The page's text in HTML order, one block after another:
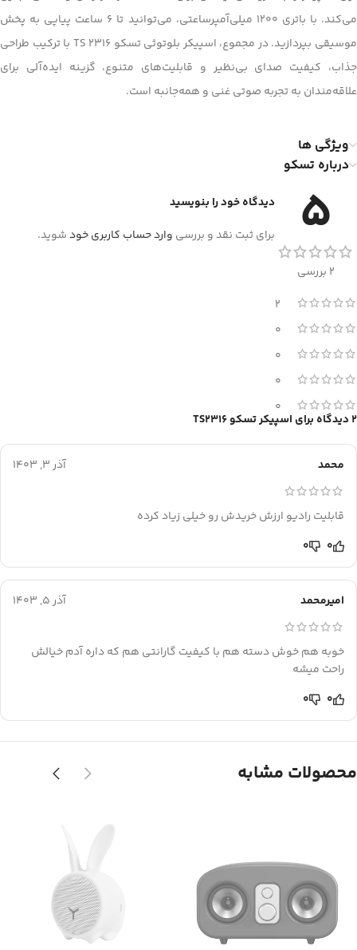
می‌کند. با باتری 1200 میلی‌آمپرساعتی، می‌توانید تا 6 ساعت پیاپی به پخش
موسیقی بپردازید. در مجموع، اسپیکر بلوتوثی تسکو TS 2316 با ترکیب طراحی
جذاب، کیفیت صدای بی‌نظیر و قابلیت‌های متنوع، گزینه ایده‌آلی برای
علاقه‌مندان به تجربه صوتی غنی و همه‌جانبه است.
ویژگی ها
درباره تسکو
5
2 بررسی
2
0
0
0
0
2 دیدگاه برای اسپیکر تسکو TS2316
محمد آذر 3, 1403
قابلیت رادیو ارزش خریدش رو خیلی زیاد کرده
0
0
امیرمحمد آذر 5, 1403
خوبه هم خوش دسته هم با کیفیت گارانتی هم که داره آدم خیالش
راحت میشه
0
0
دیدگاه خود را بنویسید
برای ثبت نقد و بررسی وارد حساب کاربری خودشوید.
محصولات مشابه